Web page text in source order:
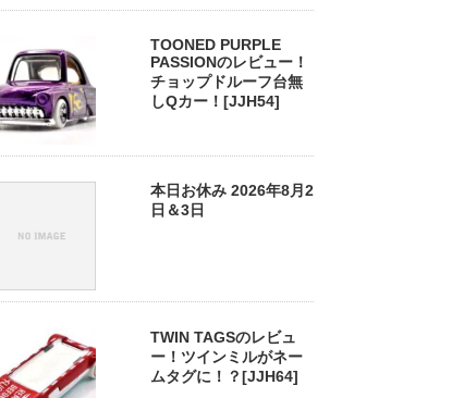
TOONED PURPLE
PASSIONのレビュー！
チョップドルーフ台無
しQカー！[JJH54]
本日お休み 2026年8月2
日＆3日
TWIN TAGSのレビュ
ー！ツインミルがネー
ムタグに！？[JJH64]